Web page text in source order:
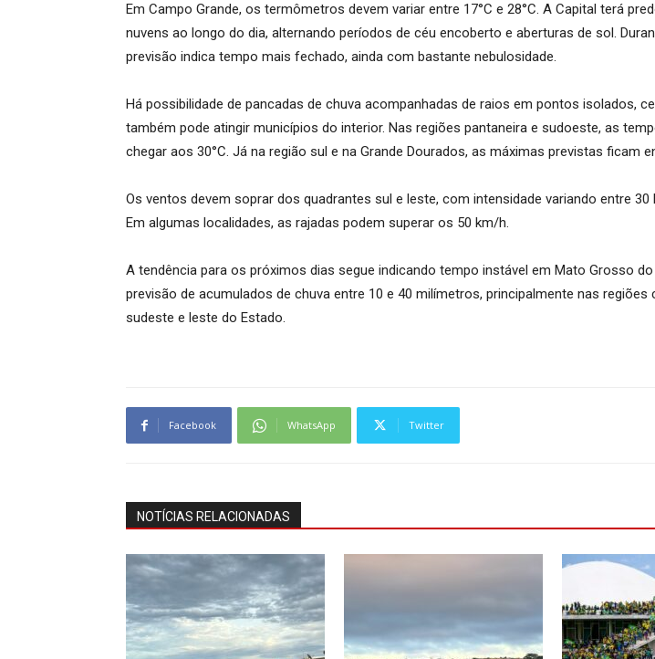
Em Campo Grande, os termômetros devem variar entre 17°C e 28°C. A Capital terá
nuvens ao longo do dia, alternando períodos de céu encoberto e aberturas de sol.
previsão indica tempo mais fechado, ainda com bastante nebulosidade.
Há possibilidade de pancadas de chuva acompanhadas de raios em pontos isolados,
também pode atingir municípios do interior. Nas regiões pantaneira e sudoeste, as
chegar aos 30°C. Já na região sul e na Grande Dourados, as máximas previstas ficam
Os ventos devem soprar dos quadrantes sul e leste, com intensidade variando entre 30
Em algumas localidades, as rajadas podem superar os 50 km/h.
A tendência para os próximos dias segue indicando tempo instável em Mato Grosso
previsão de acumulados de chuva entre 10 e 40 milímetros, principalmente nas regiões
sudeste e leste do Estado.
Facebook WhatsApp Twitter
NOTÍCIAS RELACIONADAS